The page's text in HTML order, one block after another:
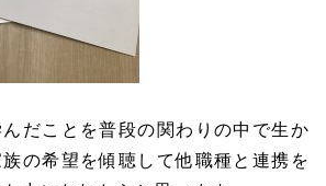
だことを普段の関わりの中で生か
の希望を傾聴して他職種と連携を